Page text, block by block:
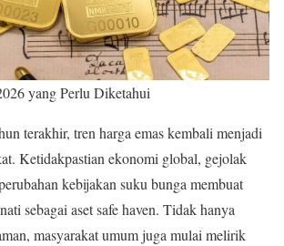
yang Perlu Diketahui
terakhir, tren harga emas kembali menjadi
Ketidakpastian ekonomi global, gejolak
kebijakan suku bunga membuat
sebagai aset safe haven. Tidak hanya
masyarakat umum juga mulai melirik